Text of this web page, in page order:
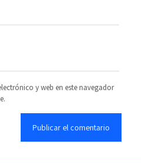
y web en este navegador